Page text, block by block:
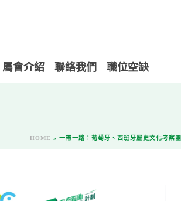
屬會介紹 聯絡我們 職位空缺
HOME » 一帶一路：葡萄牙、西班牙歷史文化考察團